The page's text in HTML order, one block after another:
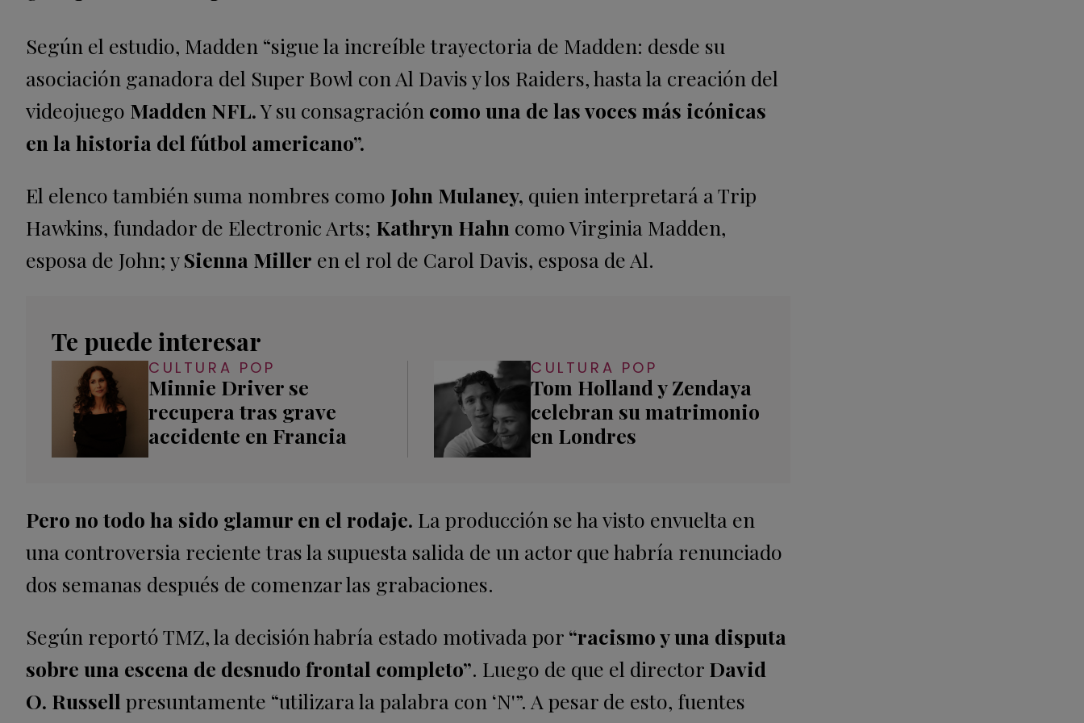
Según el estudio, Madden “sigue la increíble trayectoria de Madden: desde su
asociación ganadora del Super Bowl con Al Davis y los Raiders, hasta la creación del
videojuego Madden NFL.Y su consagración como una de las voces más icónicas
en la historia del fútbol americano”.
El elenco también suma nombres como John Mulaney, quien interpretará a Trip
Hawkins, fundador de Electronic Arts; Kathryn Hahn como Virginia Madden,
esposa de John; ySienna Miller en el rol de Carol Davis, esposa de Al.
Te puede interesar
CULTURA POP
Minnie Driver se
recupera tras grave
accidente en Francia
CULTURA POP
Tom Holland y Zendaya
celebran su matrimonio
en Londres
Pero no todo ha sido glamur en el rodaje. La producción se ha visto envuelta en
una controversia reciente tras la supuesta salida de un actor que habría renunciado
dos semanas después de comenzar las grabaciones.
Según reportó TMZ, la decisión habría estado motivada por “racismo y una disputa
sobre una escena de desnudo frontal completo”. Luego de que el director David
O. Russell presuntamente “utilizara la palabra con ‘N'”. A pesar de esto, fuentes